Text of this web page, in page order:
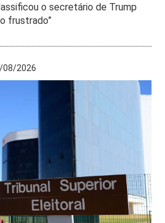
o secretário de Trump
frustrado”
08/2026